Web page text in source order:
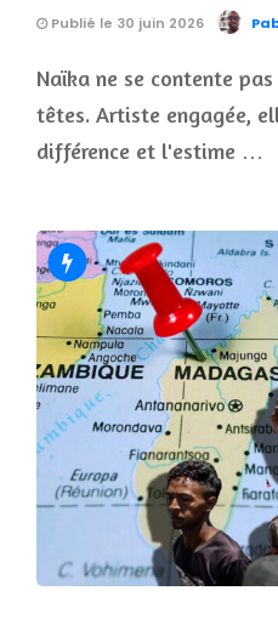
Publié le 30 juin 2026
Naïka ne se contente
têtes. Artiste engagée,
différence et l'estime …